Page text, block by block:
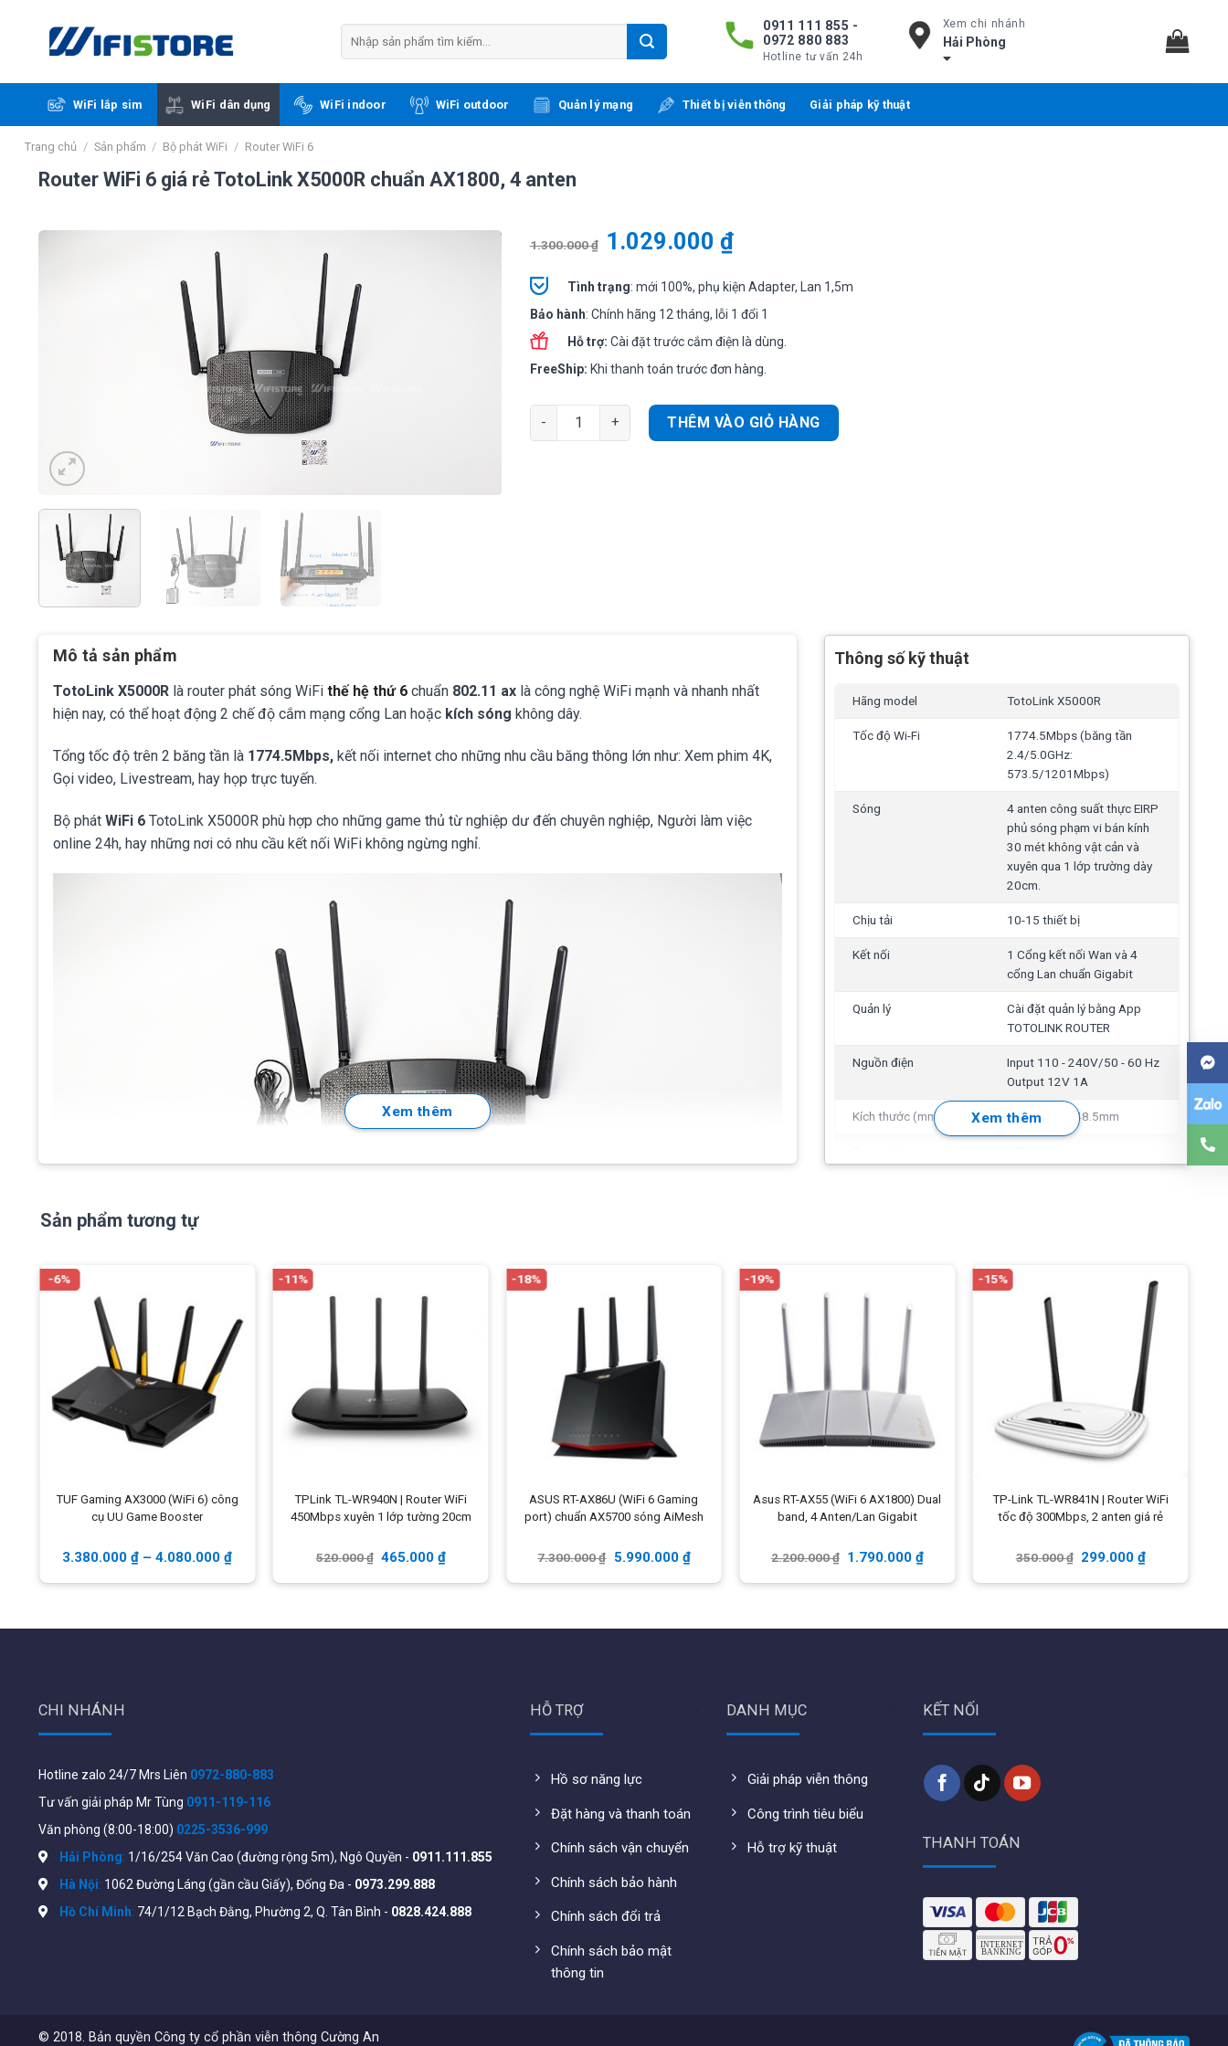
kiếm:
0911 111 855 -
0972 880 883
Hotline tư vấn 24h
Xem chi nhánh
Hải Phòng
WiFi lắp sim WiFi dân dụng WiFi indoor WiFi outdoor Quản lý mạng Thiết bị viễn thông Giải pháp kỹ thuật
Trang chủ / Sản phẩm / Bộ phát WiFi / Router WiFi 6
Router WiFi 6 giá rẻ TotoLink X5000R chuẩn AX1800, 4 anten
1.300.000₫ 1.029.000 ₫
Tình trạng: mới 100%, phụ kiện Adapter, Lan 1,5m
Bảo hành: Chính hãng 12 tháng, lỗi 1 đổi 1
Hỗ trợ: Cài đặt trước cắm điện là dùng.
FreeShip: Khi thanh toán trước đơn hàng.
Router WiFi 6 giá rẻ TotoLink X5000R chuẩn AX1800, 4 anten số lượng
THÊM VÀO GIỎ HÀNG
Mô tả sản phẩm
TotoLink X5000R là router phát sóng WiFi thế hệ thứ 6 chuẩn 802.11 ax là công nghệ WiFi mạnh và nhanh nhất
hiện nay, có thể hoạt động 2 chế độ cắm mạng cổng Lan hoặc kích sóng không dây.
Tổng tốc độ trên 2 băng tần là 1774.5Mbps, kết nối internet cho những nhu cầu băng thông lớn như: Xem phim 4K,
Gọi video, Livestream, hay họp trực tuyến.
Bộ phát WiFi 6 TotoLink X5000R phù hợp cho những game thủ từ nghiệp dư đến chuyên nghiệp, Người làm việc
online 24h, hay những nơi có nhu cầu kết nối WiFi không ngừng nghỉ.
Tính năng chính của Totolink X5000R
Chuẩn Wi-Fi 6 (IEEE 802.11ax) thế hệ mới nhất.
Tốc độ Wi-Fi
1201Mbps trên 5GHz và573,5Mbpstrên 2.4GHz.
Cổng nghệOFDMA( Orthogonal Frequency Division Multiple Access)
cải thiện băng thông và hiệu suất hoạt
động hỗ trợ nhiều kết nối hơn.
Công nghệMU-MIMO
hỗ trợ nhiều thiết bị cùng lúc.
không vật cản và xuyên qua 1 lớp trường dày 20cm.
5cổng Gigabit cung cấp khả năng chuyển tiếp dữ liệu lớn qua kết nối cáp.
Thông số kĩ thuật của nhà sản xuất xem tại:
https://www.totolink.vn/product/x5000r.html#specifications
Xem thêm
Thông số kỹ thuật
Hãng model TotoLink X5000R
Tốc độ Wi-Fi
1774.5Mbps (băng tần
2.4/5.0GHz:
573.5/1201Mbps)
Sóng
4 anten công suất thực EIRP
phủ sóng phạm vi bán kính
30 mét không vật cản và
xuyên qua 1 lớp trường dày
20cm.
Chịu tải 10-15 thiết bị
Kết nối
1 Cổng kết nối Wan và 4
cổng Lan chuẩn Gigabit
Quản lý
Cài đặt quản lý bằng App
TOTOLINK ROUTER
Nguồn điện
Input 110 - 240V/50 - 60 Hz
Output 12V 1A
Kích thước (mm) 241 x 147 x 48.5mm
Ethernet, hướng dẫn sử dụng
Xem thêm
Sản phẩm tương tự
-6%
TUF Gaming AX3000 (WiFi 6) công
cụ UU Game Booster
3.380.000₫ –4.080.000₫
-11%
TPLink TL-WR940N | Router WiFi
450Mbps xuyên 1 lớp tường 20cm
520.000₫ 465.000 ₫
-18%
ASUS RT-AX86U (WiFi 6 Gaming
port) chuẩn AX5700 sóng AiMesh
7.300.000₫ 5.990.000 ₫
-19%
Asus RT-AX55 (WiFi 6 AX1800) Dual
band, 4 Anten/Lan Gigabit
2.200.000₫ 1.790.000 ₫
-15%
TP-Link TL-WR841N | Router WiFi
tốc độ 300Mbps, 2 anten giá rẻ
350.000₫ 299.000 ₫
CHI NHÁNH
Hotline zalo 24/7 Mrs Liên 0972-880-883
Tư vấn giải pháp Mr Tùng 0911-119-116
Văn phòng (8:00-18:00) 0225-3536-999
Hải Phòng: 1/16/254 Văn Cao (đường rộng 5m), Ngô Quyền - 0911.111.855
Hà Nội: 1062 Đường Láng (gần cầu Giấy), Đống Đa - 0973.299.888
Hồ Chí Minh: 74/1/12 Bạch Đằng, Phường 2, Q. Tân Bình - 0828.424.888
HỖ TRỢ
Hồ sơ năng lực
Đặt hàng và thanh toán
Chính sách vận chuyển
Chính sách bảo hành
Chính sách đổi trả
Chính sách bảo mật
thông tin
DANH MỤC
Giải pháp viễn thông
Công trình tiêu biểu
Hỗ trợ kỹ thuật
KẾT NỐI
THANH TOÁN
© 2018. Bản quyền Công ty cổ phần viễn thông Cường An